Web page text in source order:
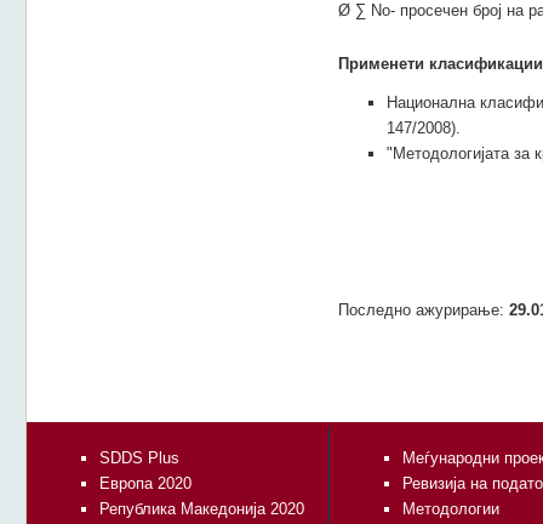
Ø ∑ No- просечен број на
Применети
Национална
147/2008).
"Методологијата за
Последно ажурирање:
SDDS Plus
Европа 2020
Република Македонија 2020
Меѓународни
Ревизија на
Методологии